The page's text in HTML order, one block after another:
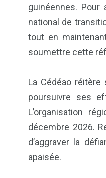
guinéennes.
national de
tout en
soumettre cette
La Cédéao
poursuivre ses
L’organisation
décembre 2026.
d’aggraver la
apaisée.